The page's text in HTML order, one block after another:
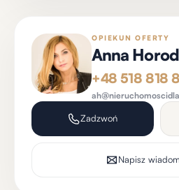
OPIEKUN OFERTY
Anna
+48 518 818
Zadzwoń
Napisz